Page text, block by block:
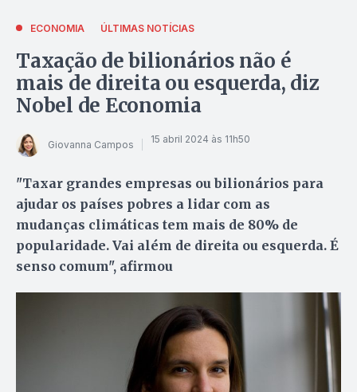
ECONOMIA ÚLTIMAS NOTÍCIAS
Taxação de bilionários não é
mais de direita ou esquerda, diz
Nobel de Economia
Giovanna Campos 15 abril 2024 às 11h50
"Taxar grandes empresas ou bilionários para
ajudar os países pobres a lidar com as
mudanças climáticas tem mais de 80% de
popularidade. Vai além de direita ou esquerda. É
senso comum", afirmou